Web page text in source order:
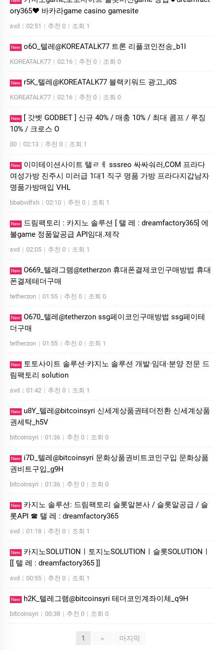
ory365❤ 바­카라game casino gamesite
svd | 02:51 | 추천 0 | 조회 1
New o6O_텔레@KOREATALK77 트론 리플코인전송_b1I
KOREATALK77 | 02:16 | 추천 0 | 조회 0
New r5K_텔레@KOREATALK77 블랙키워드 광고_i0S
KOREATALK77 | 02:16 | 추천 0 | 조회 0
New
[ 갓벳 GODBET ] 신규 40% / 매충 10% / 최대 콤프 / 루징
10% / 크로스 O
00 | 02:13 | 추천 0 | 조회 1
New
이미테이션사이트 탤ㄹㅔ sssreo 싸싸숴러,COM 프라다
여성가방 진주시 미러급 1대1 직구 명품 가방 프라다지갑남자
명품가방매입 VHL
bbabvdfsh | 02:10 | 추천 0 | 조회 1
New
드림팩토리 : 카­지노 솔­루션 [ 탤 레 : dreamfactory365] 에
볼game 정품알공급 API임대.제작
svd | 02:05 | 추천 0 | 조회 1
New O669_텔래그램@tetherzon 휴대폰결제코인구매방법 휴대
폰결제테더구매
tetherzon | 01:55 | 추천 0 | 조회 0
New O670_텔레@tetherzon ssg페이코인구매방법 ssg페이테
더구매
tetherzon | 01:55 | 추천 0 | 조회 1
New
토­토사이트 솔루션·캬지노 솔루션 개발·임대·분양 전문 드
림팩토리 solution
svd | 01:42 | 추천 0 | 조회 1
New
u8Y_텔레@bitcoinsyri 신세계상품권테더전환 신세계상품
권세탁_h5V
bitcoinsyri | 01:36 | 추천 0 | 조회 0
New
i7D_텔레@bitcoinsyri 문화상품권비트코인구입 문화상품
권비트구입_g9H
bitcoinsyri | 01:36 | 추천 0 | 조회 0
New
카지노 솔루션: 드림팩토리 슬롯알본사 / 슬롯알공급 / 슬
롯API ☎ 탤 레 : dreamfactory365
svd | 01:18 | 추천 0 | 조회 1
New
카­지노SOLUTIONㅣ토지노SOLUTIONㅣ슬롯SOLUTIONㅣ
[[ 텔 레 : dreamfactory365 ]]
svd | 00:55 | 추천 0 | 조회 1
New h2K_텔레그램@bitcoinsyri 테더코인계좌이체_q9H
bitcoinsyri | 00:38 | 추천 0 | 조회 0
1 » 마지막